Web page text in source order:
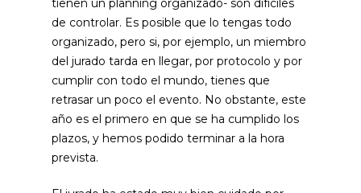
tienen un planning organizado- son difíciles
de controlar. Es posible que lo tengas todo
organizado, pero si, por ejemplo, un miembro
del jurado tarda en llegar, por protocolo y por
cumplir con todo el mundo, tienes que
retrasar un poco el evento. No obstante, este
año es el primero en que se ha cumplido los
plazos, y hemos podido terminar a la hora
prevista.